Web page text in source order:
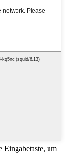
Eingabetaste, um